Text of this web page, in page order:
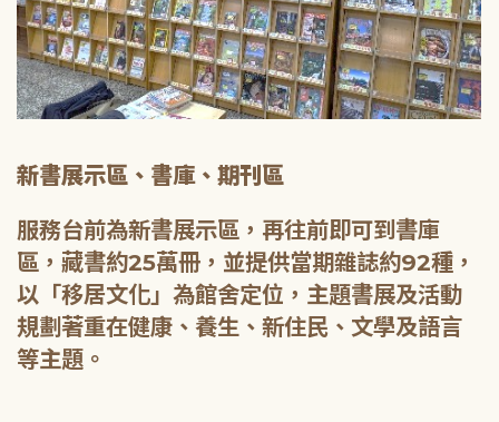
新書展示區、書庫、期刊區
服務台前為新書展示區，再往前即可到書庫
區，藏書約25萬冊，並提供當期雜誌約92種，
以「移居文化」為館舍定位，主題書展及活動
規劃著重在健康、養生、新住民、文學及語言
等主題。